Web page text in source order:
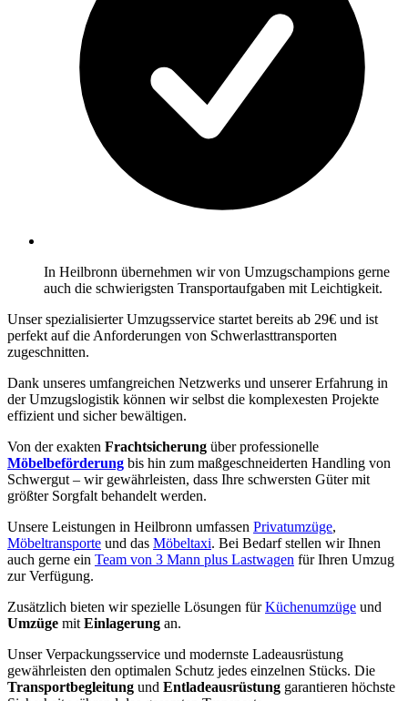
In Heilbronn übernehmen wir von Umzugschampions gerne
auch die schwierigsten Transportaufgaben mit Leichtigkeit.
Unser spezialisierter Umzugsservice startet bereits ab 29€ und ist
perfekt auf die Anforderungen von Schwerlasttransporten
zugeschnitten.
Dank unseres umfangreichen Netzwerks und unserer Erfahrung in
der Umzugslogistik können wir selbst die komplexesten Projekte
effizient und sicher bewältigen.
Von der exakten Frachtsicherung über professionelle
Möbelbeförderung bis hin zum maßgeschneiderten Handling von
Schwergut – wir gewährleisten, dass Ihre schwersten Güter mit
größter Sorgfalt behandelt werden.
Unsere Leistungen in Heilbronn umfassen Privatumzüge,
Möbeltransporte und das Möbeltaxi. Bei Bedarf stellen wir Ihnen
auch gerne ein Team von 3 Mann plus Lastwagen für Ihren Umzug
zur Verfügung.
Zusätzlich bieten wir spezielle Lösungen fürKüchenumzüge und
Umzüge mit Einlagerung an.
Unser Verpackungsservice und modernste Ladeausrüstung
gewährleisten den optimalen Schutz jedes einzelnen Stücks. Die
Transportbegleitung und Entladeausrüstung garantieren höchste